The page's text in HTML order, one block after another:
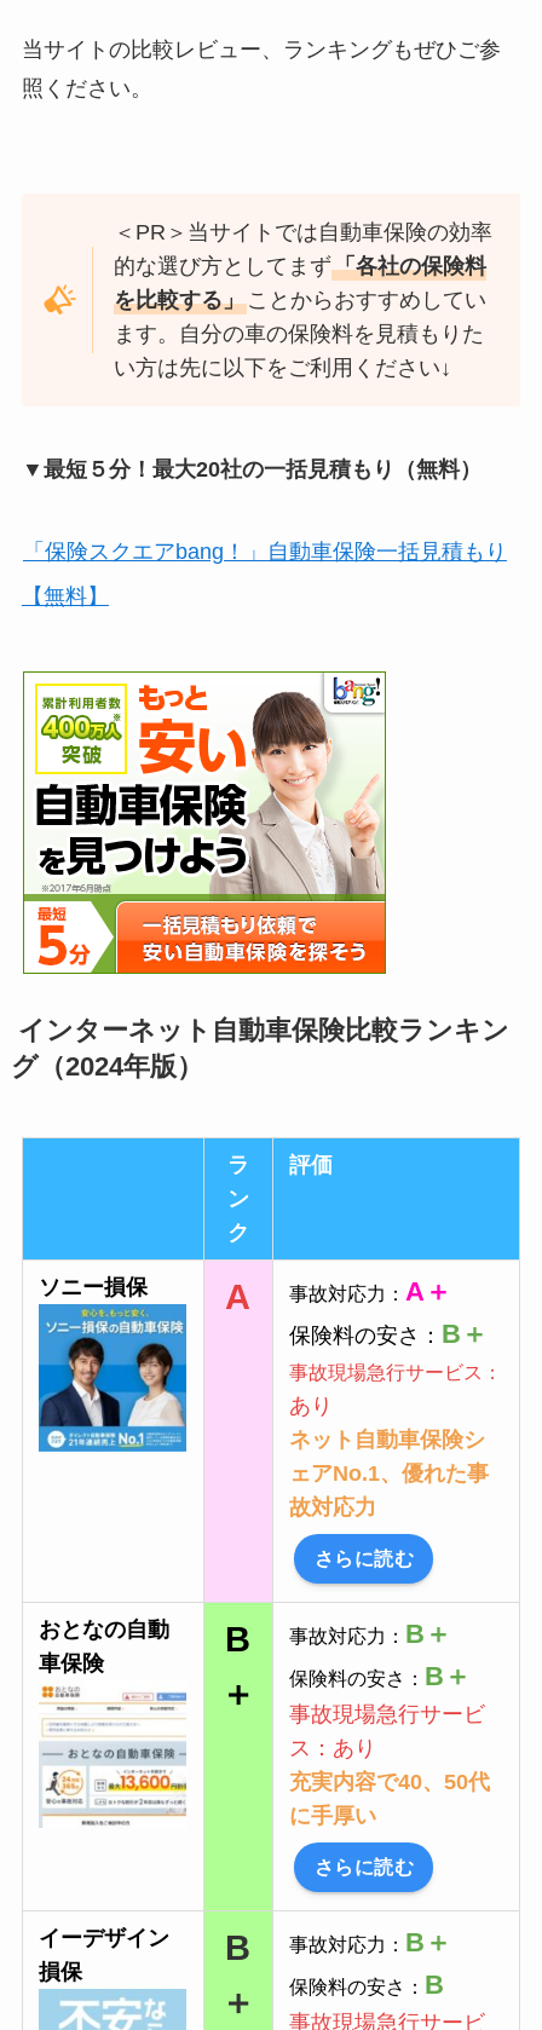
当サイトの比較レビュー、ランキングもぜひご参
照ください。
＜PR＞当サイトでは自動車保険の効率
的な選び方としてまず「各社の保険料
を比較する」ことからおすすめしてい
ます。自分の車の保険料を見積もりた
い方は先に以下をご利用ください↓
▼最短５分！最大20社の一括見積もり（無料）
「保険スクエアbang！」自動車保険一括見積もり
【無料】
インターネット自動車保険比較ランキン
グ（2024年版）
ラ
ン
ク
評価
ソニー損保 A 事故対応力： A＋
保険料の安さ： B＋
事故現場急行サービス：
あり
ネット自動車保険シ
ェアNo.1、優れた事
故対応力
さらに読む
おとなの自動
車保険
B
＋
事故対応力： B＋
保険料の安さ： B ＋
事故現場急行サービ
ス：あり
充実内容で40、50代
に手厚い
さらに読む
イーデザイン
損保
B
＋
事故対応力： B＋
保険料の安さ： B
事故現場急行サービ